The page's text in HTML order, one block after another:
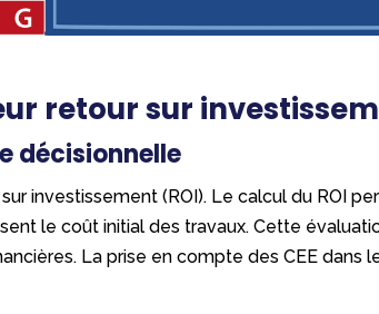
retour sur
décisionnelle
investissement (ROI). Le calcul du ROI
le coût initial des travaux. Cette
La prise en compte des CEE dans